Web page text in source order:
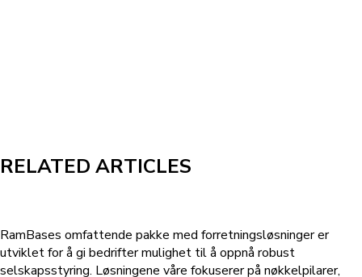
RELATED ARTICLES
RamBases omfattende pakke med forretningsløsninger er
utviklet for å gi bedrifter mulighet til å oppnå robust
selskapsstyring. Løsningene våre fokuserer på nøkkelpilarer,